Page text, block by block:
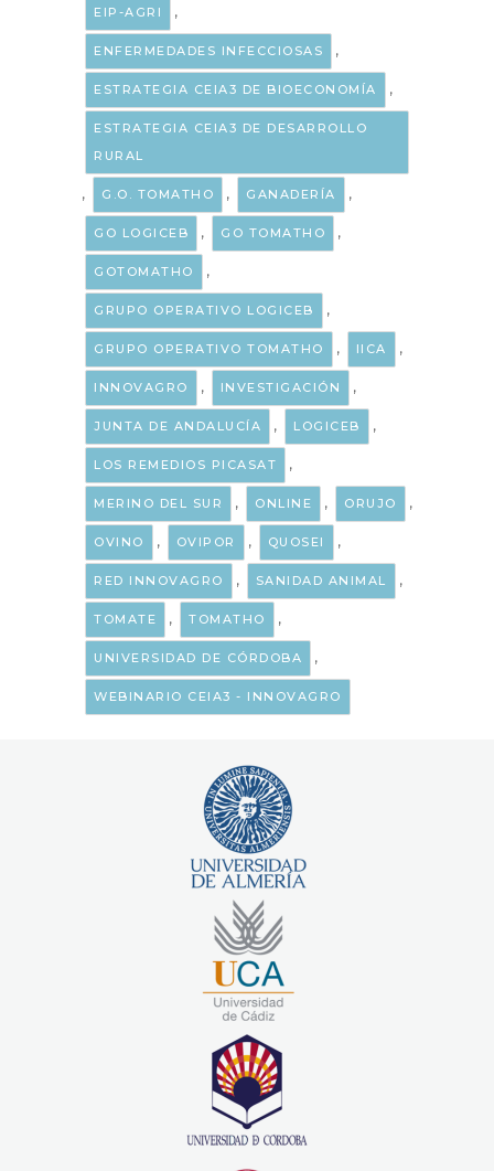
EIP-AGRI ,
ENFERMEDADES INFECCIOSAS ,
ESTRATEGIA CEIA3 DE BIOECONOMÍA ,
ESTRATEGIA CEIA3 DE DESARROLLO
RURAL
, G.O. TOMATHO , GANADERÍA ,
GO LOGICEB , GO TOMATHO ,
GOTOMATHO ,
GRUPO OPERATIVO LOGICEB ,
GRUPO OPERATIVO TOMATHO , IICA ,
INNOVAGRO , INVESTIGACIÓN ,
JUNTA DE ANDALUCÍA , LOGICEB ,
LOS REMEDIOS PICASAT ,
MERINO DEL SUR , ONLINE , ORUJO ,
OVINO , OVIPOR , QUOSEI ,
RED INNOVAGRO , SANIDAD ANIMAL ,
TOMATE , TOMATHO ,
UNIVERSIDAD DE CÓRDOBA ,
WEBINARIO CEIA3 - INNOVAGRO